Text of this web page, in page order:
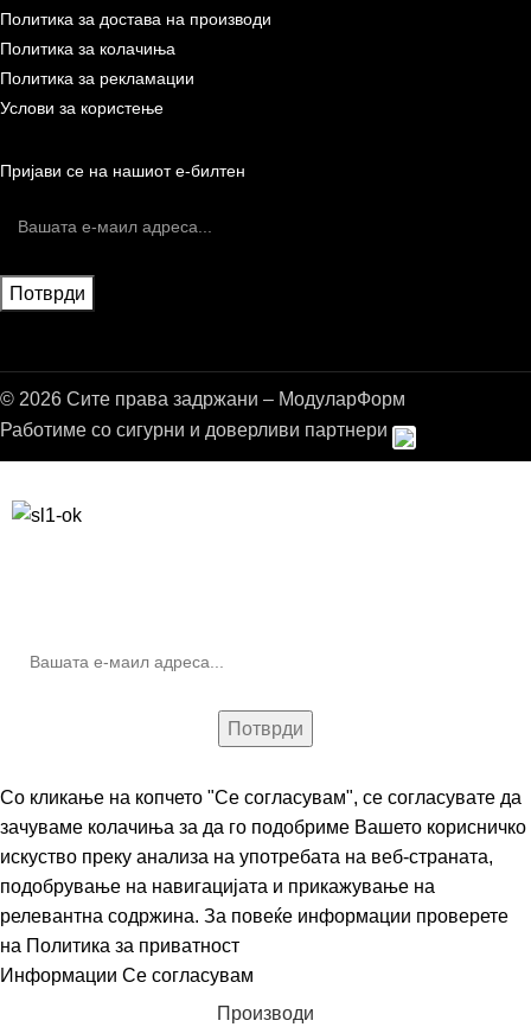
Политика за достава на производи
Политика за колачиња
Политика за рекламации
Услови за користење
Пријави се на нашиот е-билтен
© 2026 Сите права задржани – МодуларФорм
Работиме со сигурни и доверливи партнери
Со кликање на копчето "Се согласувам", се согласувате да
зачуваме колачиња за да го подобриме Вашето корисничко
искуство преку анализа на употребата на веб-страната,
подобрување на навигацијата и прикажување на
релевантна содржина. За повеќе информации проверете
на Политика за приватност
Информации Се согласувам
Производи